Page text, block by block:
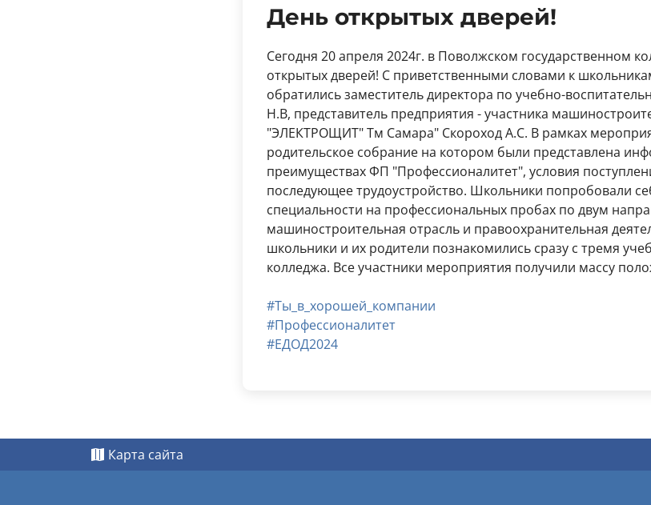
День открытых дверей!
Сегодня 20 апреля 2024г. в Поволжском государственном
открытых дверей! С приветственными словами к
обратились заместитель директора по учебно-
Н.В, представитель предприятия - участника
"ЭЛЕКТРОЩИТ" Тм Самара" Скороход А.С. В рамках
родительское собрание на котором были представлена
преимуществах ФП "Профессионалитет", условия
последующее трудоустройство. Школьники попробовали
специальности на профессиональных пробах по двум
машиностроительная отрасль и правоохранительная
школьники и их родители познакомились сразу с тремя
колледжа. Все участники мероприятия получили массу
#Ты_в_хорошей_компании
#Профессионалитет
#ЕДОД2024
Карта сайта